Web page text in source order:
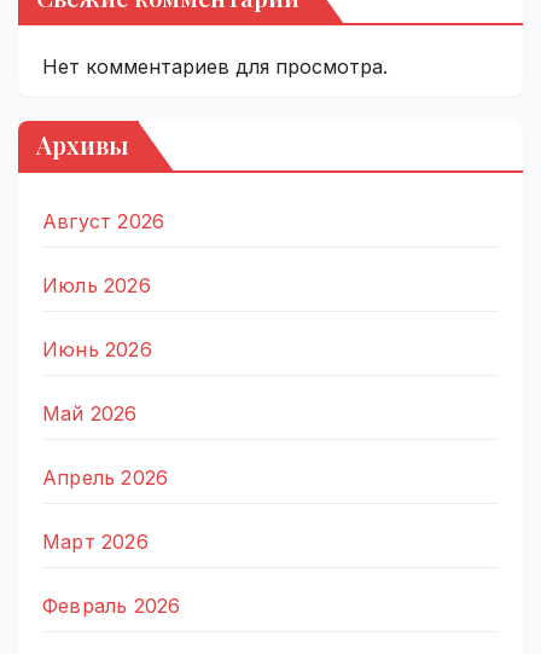
Нет комментариев для просмотра.
Архивы
Август 2026
Июль 2026
Июнь 2026
Май 2026
Апрель 2026
Март 2026
Февраль 2026